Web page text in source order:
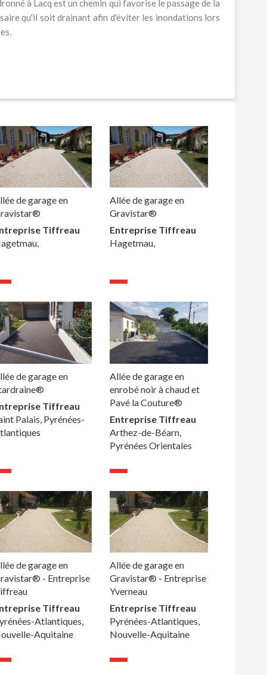
à Lacq est un chemin qui favorise le passage de la
qu'il soit drainant afin d'éviter les inondations lors
de garage en
Tiffreau
Allée de garage en
Gravistar®
Entreprise Tiffreau
Hagetmau,
de garage en
Tiffreau
Palais, Pyrénées-
Allée de garage en
enrobé noir à chaud et
Pavé la Couture®
Entreprise Tiffreau
Arthez-de-Béarn,
Pyrénées Orientales
de garage en
- Entreprise
Tiffreau
Atlantiques,
Aquitaine
Allée de garage en
Gravistar® - Entreprise
Yverneau
Entreprise Tiffreau
Pyrénées-Atlantiques,
Nouvelle-Aquitaine